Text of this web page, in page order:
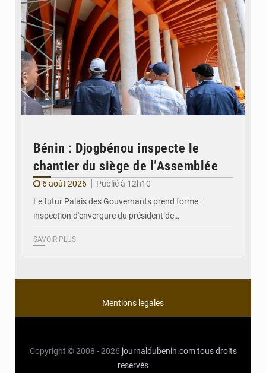
Bénin : Djogbénou inspecte le
chantier du siège de l’Assemblée
6 août 2026
Publié à 12h10
Le futur Palais des Gouvernants prend forme :
inspection d'envergure du président de…
SAVOIR PLUS
Mentions legales
Copyright © 2008 - 2026 journaldubenin.com tous droits
reservés